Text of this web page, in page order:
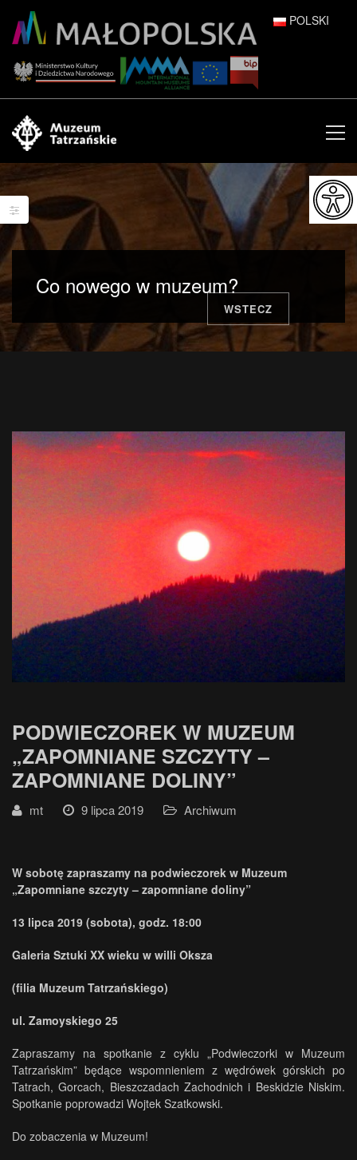
POLSKI
ENGLISH
ESPAÑOL
FRANÇAIS
ITALIANO
日本語
Co nowego w muzeum?
WSTECZ
PODWIECZOREK W MUZEUM
„ZAPOMNIANE SZCZYTY –
ZAPOMNIANE DOLINY”
mt 9 lipca 2019 Archiwum
W sobotę zapraszamy na podwieczorek w Muzeum
„Zapomniane szczyty – zapomniane doliny”
13 lipca 2019 (sobota), godz. 18:00
Galeria Sztuki XX wieku w willi Oksza
(filia Muzeum Tatrzańskiego)
ul. Zamoyskiego 25
Zapraszamy na spotkanie z cyklu „Podwieczorki w Muzeum
Tatrzańskim” będące wspomnieniem z wędrówek górskich po
Tatrach, Gorcach, Bieszczadach Zachodnich i Beskidzie Niskim.
Spotkanie poprowadzi Wojtek Szatkowski.
Do zobaczenia w Muzeum!